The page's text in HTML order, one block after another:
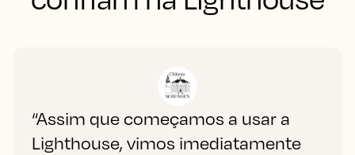
“Assim que começamos a usar a
Lighthouse, vimos imediatamente